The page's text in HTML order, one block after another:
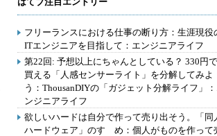
フリーランスにおける仕事の断り方：生涯現役
ITエンジニアを目指して：エンジニアライフ
第22回: 予想以上にちゃんとしている？ 330円で
買える「人感センサーライト」を分解してみよ
う：ThousanDIYの「ガジェット分解ライフ」
ンジニアライフ
欲しいハードは自分で作って売り出そう。「同
ハードウェア」のすゝめ：個人がものを作って